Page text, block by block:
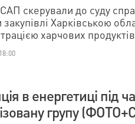
скерували до суду
закупівлі Харківською
харчових
в енергетиці під
групу